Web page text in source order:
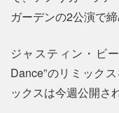
ガーデンの2公演で締
ジャスティン・ビ
Dance”のリミック
ックスは今週公開さ